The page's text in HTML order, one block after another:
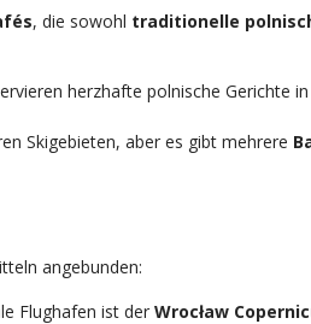
, die sowohl traditionelle
herzhafte polnische Gerichte
Skigebieten, aber es gibt mehrere
angebunden:
Flughafen ist der Wrocław